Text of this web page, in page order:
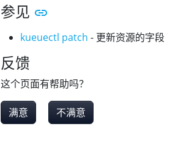
参见
kueuectl patch - 更新资源的字段
反馈
这个页面有帮助吗？
满意 不满意